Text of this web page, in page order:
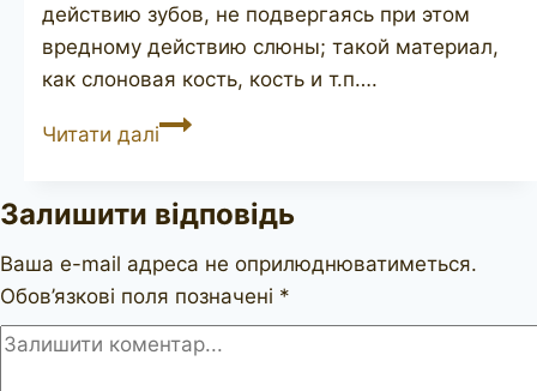
действию зубов, не подвергаясь при этом
вредному действию слюны; такой материал,
как слоновая кость, кость и т.п….
Читати даліGBD
Luxe
Залишити відповідь
Ваша e-mail адреса не оприлюднюватиметься.
Обов’язкові поля позначені *